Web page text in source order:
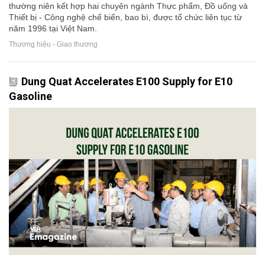
thường niên kết hợp hai chuyên ngành Thực phẩm, Đồ uống và
Thiết bị - Công nghệ chế biến, bao bì, được tổ chức liên tục từ
năm 1996 tại Việt Nam.
Thương hiệu - Giao thương
Dung Quat Accelerates E100 Supply for E10
Gasoline